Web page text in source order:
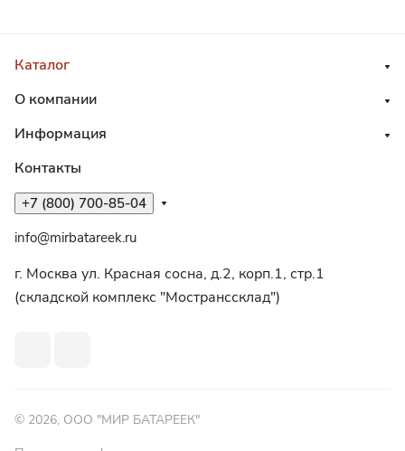
Каталог
О компании
Информация
Контакты
+7 (800) 700-85-04
info@mirbatareek.ru
г. Москва ул. Красная сосна, д.2, корп.1, стр.1
(складской комплекс "Мостранссклад")
© 2026, ООО "МИР БАТАРЕЕК"